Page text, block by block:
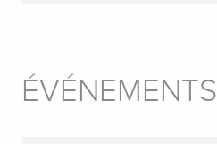
ÉVÉNEMENTS